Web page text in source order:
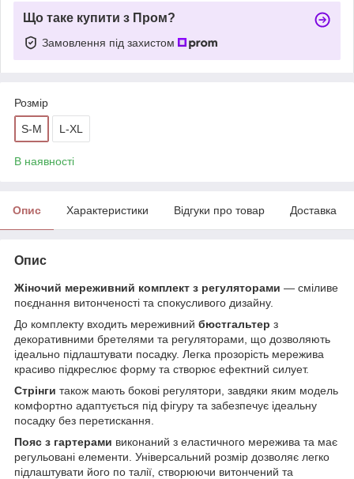
Що таке купити з Пром?
Замовлення під захистом
Розмір
S-M L-XL
В наявності
Опис Характеристики Відгуки про товар Доставка
Опис
Жіночий мереживний комплект з регуляторами — сміливе
поєднання витонченості та спокусливого дизайну.
До комплекту входить мереживний бюстгальтер з
декоративними бретелями та регуляторами, що дозволяють
ідеально підлаштувати посадку. Легка прозорість мережива
красиво підкреслює форму та створює ефектний силует.
Стрінги також мають бокові регулятори, завдяки яким модель
комфортно адаптується під фігуру та забезпечує ідеальну
посадку без перетискання.
Пояс з гартерами виконаний з еластичного мережива та має
регульовані елементи. Універсальний розмір дозволяє легко
підлаштувати його по талії, створюючи витончений та